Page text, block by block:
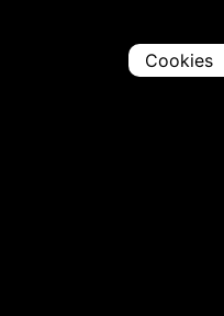
Cookies